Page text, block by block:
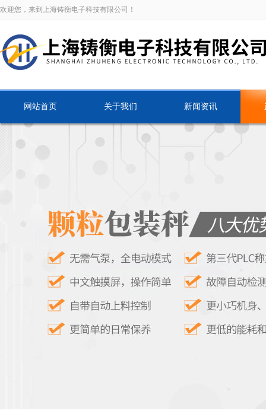
欢迎您，来到上海铸衡电子科技有限公司！
网站首页 关于我们 新闻资讯